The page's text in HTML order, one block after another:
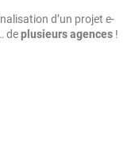
d’un projet e-
deplusieurs agences !